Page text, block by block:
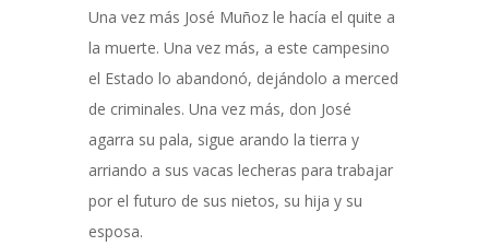
Una vez más José Muñoz le hacía el quite a
la muerte. Una vez más, a este campesino
el Estado lo abandonó, dejándolo a merced
de criminales. Una vez más, don José
agarra su pala, sigue arando la tierra y
arriando a sus vacas lecheras para trabajar
por el futuro de sus nietos, su hija y su
esposa.